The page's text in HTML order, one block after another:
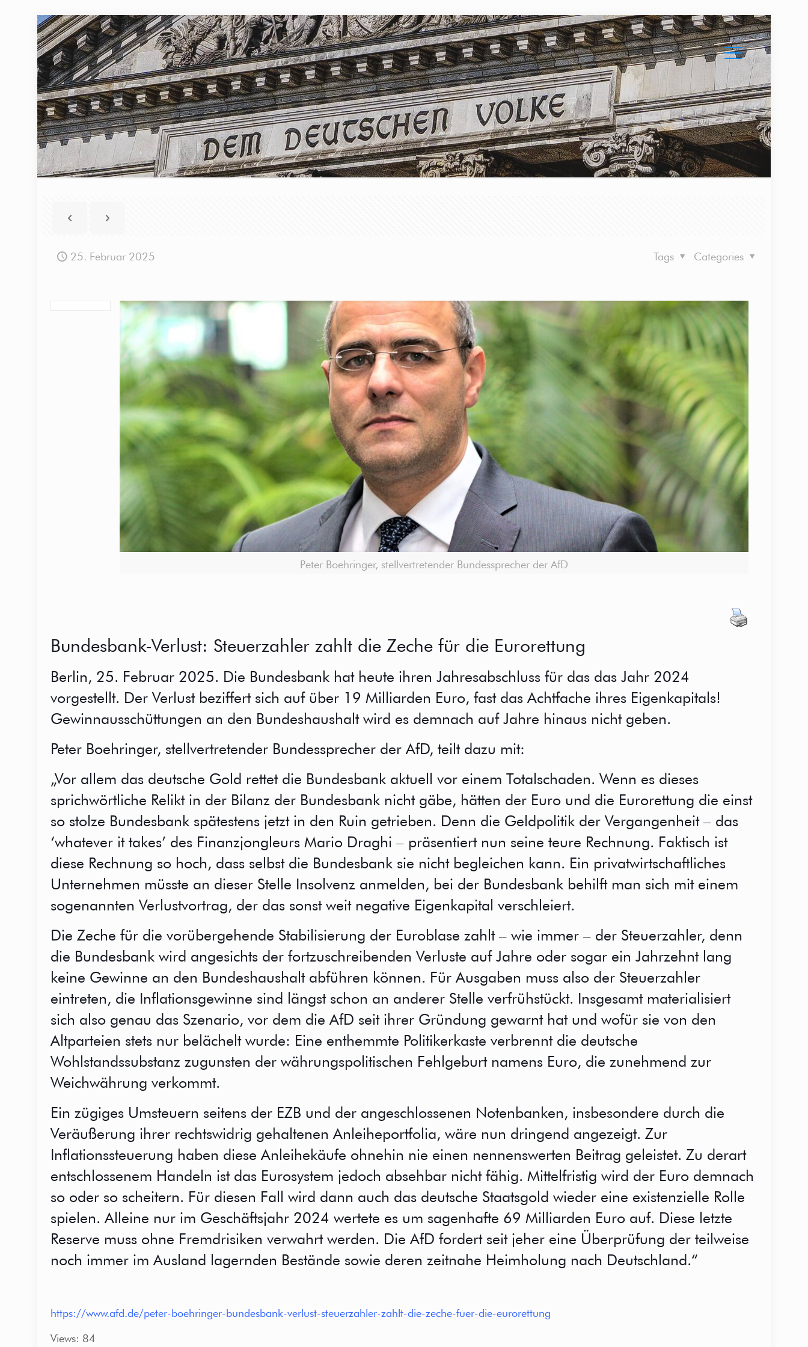
25. Februar 2025 Categories
Tags
Peter Boehringer, stellvertretender Bundessprecher der AfD
Bundesbank-Verlust: Steuerzahler zahlt die Zeche für die Eurorettung
Berlin, 25. Februar 2025. Die Bundesbank hat heute ihren Jahresabschluss für das das Jahr 2024
vorgestellt. Der Verlust beziffert sich auf über 19 Milliarden Euro, fast das Achtfache ihres Eigenkapitals!
Gewinnausschüttungen an den Bundeshaushalt wird es demnach auf Jahre hinaus nicht geben.
Peter Boehringer, stellvertretender Bundessprecher der AfD, teilt dazu mit:
„Vor allem das deutsche Gold rettet die Bundesbank aktuell vor einem Totalschaden. Wenn es dieses
sprichwörtliche Relikt in der Bilanz der Bundesbank nicht gäbe, hätten der Euro und die Eurorettung die einst
so stolze Bundesbank spätestens jetzt in den Ruin getrieben. Denn die Geldpolitik der Vergangenheit – das
‘whatever it takes’ des Finanzjongleurs Mario Draghi – präsentiert nun seine teure Rechnung. Faktisch ist
diese Rechnung so hoch, dass selbst die Bundesbank sie nicht begleichen kann. Ein privatwirtschaftliches
Unternehmen müsste an dieser Stelle Insolvenz anmelden, bei der Bundesbank behilft man sich mit einem
sogenannten Verlustvortrag, der das sonst weit negative Eigenkapital verschleiert.
Die Zeche für die vorübergehende Stabilisierung der Euroblase zahlt – wie immer – der Steuerzahler, denn
die Bundesbank wird angesichts der fortzuschreibenden Verluste auf Jahre oder sogar ein Jahrzehnt lang
keine Gewinne an den Bundeshaushalt abführen können. Für Ausgaben muss also der Steuerzahler
eintreten, die Inflationsgewinne sind längst schon an anderer Stelle verfrühstückt. Insgesamt materialisiert
sich also genau das Szenario, vor dem die AfD seit ihrer Gründung gewarnt hat und wofür sie von den
Altparteien stets nur belächelt wurde: Eine enthemmte Politikerkaste verbrennt die deutsche
Wohlstandssubstanz zugunsten der währungspolitischen Fehlgeburt namens Euro, die zunehmend zur
Weichwährung verkommt.
Ein zügiges Umsteuern seitens der EZB und der angeschlossenen Notenbanken, insbesondere durch die
Veräußerung ihrer rechtswidrig gehaltenen Anleiheportfolia, wäre nun dringend angezeigt. Zur
Inflationssteuerung haben diese Anleihekäufe ohnehin nie einen nennenswerten Beitrag geleistet. Zu derart
entschlossenem Handeln ist das Eurosystem jedoch absehbar nicht fähig. Mittelfristig wird der Euro demnach
so oder so scheitern. Für diesen Fall wird dann auch das deutsche Staatsgold wieder eine existenzielle Rolle
spielen. Alleine nur im Geschäftsjahr 2024 wertete es um sagenhafte 69 Milliarden Euro auf. Diese letzte
Reserve muss ohne Fremdrisiken verwahrt werden. Die AfD fordert seit jeher eine Überprüfung der teilweise
noch immer im Ausland lagernden Bestände sowie deren zeitnahe Heimholung nach Deutschland.“
https://www.afd.de/peter-boehringer-bundesbank-verlust-steuerzahler-zahlt-die-zeche-fuer-die-eurorettung
Views: 84